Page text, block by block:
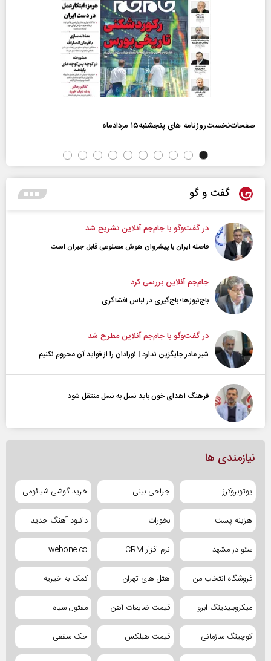
صفحات‌نخست‌روزنامه ها‌ی پنجشنبه‌۱۵ مردادماه
گفت و گو
در گفت‌و‌گو با جام‌جم آنلاین تشریح شد
فاصله ایران با پیشرو‌ان هوش مصنوعی قابل جبران است
جام‌جم آنلاین بررسی کرد
باج‌نیوزها؛ باج‌گیری در لباس افشاگری
در گفت‌و‌گو با جام‌جم آنلاین مطرح شد
شیر مادر جایگزین ندارد | نوزادان را از فواید آن محروم نکنیم
فرهنگ اهدای خون باید نسل به نسل منتقل شود
نیازمندی ها
یوتوبروکرز جراحی بینی خرید گوشی شیائومی
هزینه پست بخورات دانلود آهنگ جدید
سئو در مشهد نرم افزار CRM webone.co
فروشگاه انتخاب من هتل های تهران کمک به خیریه
میکروبلیدینگ ابرو قیمت ضایعات آهن مفتول سیاه
کوچینگ سازمانی قیمت هبلکس جک سقفی